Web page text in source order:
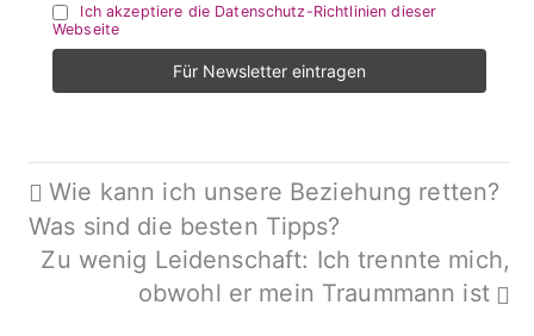
Ich akzeptiere die Datenschutz-Richtlinien dieser
Webseite
Beitragsnavigation
Wie kann ich unsere Beziehung retten?
Was sind die besten Tipps?
Zu wenig Leidenschaft: Ich trennte mich,
obwohl er mein Traummann ist